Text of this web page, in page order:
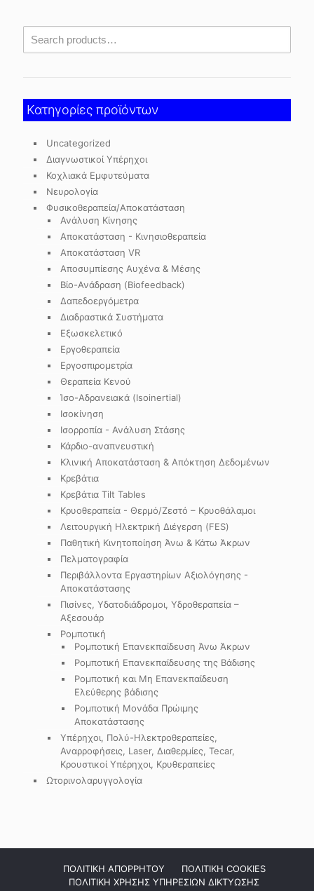
Κατηγορίες προϊόντων
Uncategorized
Διαγνωστικοί Υπέρηχοι
Κοχλιακά Εμφυτεύματα
Νευρολογία
Φυσικοθεραπεία/Αποκατάσταση
Ανάλυση Κίνησης
Αποκατάσταση - Κινησιοθεραπεία
Αποκατάσταση VR
Αποσυμπίεσης Αυχένα & Μέσης
Βίο-Ανάδραση (Biofeedback)
Δαπεδοεργόμετρα
Διαδραστικά Συστήματα
Εξωσκελετικό
Εργοθεραπεία
Εργοσπιρομετρία
Θεραπεία Κενού
Ίσο-Αδρανειακά (Isoinertial)
Ισοκίνηση
Ισορροπία - Ανάλυση Στάσης
Κάρδιο-αναπνευστική
Κλινική Αποκατάσταση & Απόκτηση Δεδομένων
Κρεβάτια
Κρεβάτια Tilt Tables
Κρυοθεραπεία - Θερμό/Ζεστό – Κρυοθάλαμοι
Λειτουργική Ηλεκτρική Διέγερση (FES)
Παθητική Κινητοποίηση Άνω & Κάτω Άκρων
Πελματογραφία
Περιβάλλοντα Εργαστηρίων Αξιολόγησης -
Αποκατάστασης
Πισίνες, Υδατοδιάδρομοι, Υδροθεραπεία –
Αξεσουάρ
Ρομποτική
Ρομποτική Επανεκπαίδευση Άνω Άκρων
Ρομποτική Επανεκπαίδευσης της Βάδισης
Ρομποτική και Μη Επανεκπαίδευση
Ελεύθερης βάδισης
Ρομποτική Μονάδα Πρώιμης
Αποκατάστασης
Υπέρηχοι, Πολύ-Ηλεκτροθεραπείες,
Αναρροφήσεις, Laser, Διαθερμίες, Tecar,
Κρουστικοί Υπέρηχοι, Κρυθεραπείες
Ωτορινολαρυγγολογία
ΠΟΛΙΤΙΚΗ ΑΠΟΡΡΗΤΟΥ
ΠΟΛΙΤΙΚΗ COOKIES
ΠΟΛΙΤΙΚΗ ΧΡΗΣΗΣ ΥΠΗΡΕΣΙΩΝ ΔΙΚΤΥΩΣΗΣ